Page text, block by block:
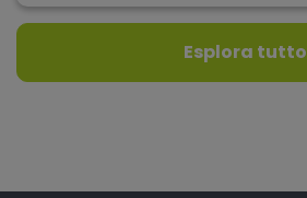
Esplora tutto